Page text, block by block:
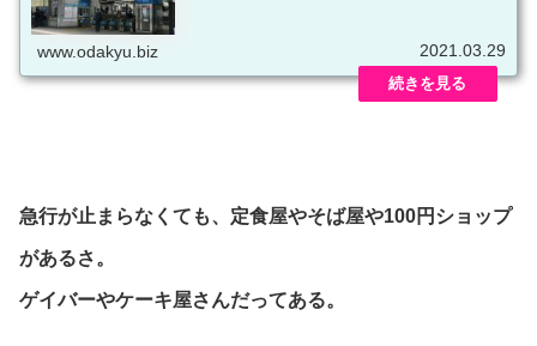
www.odakyu.biz 2021.03.29
急行が止まらなくても、定食屋やそば屋や100円ショップ
があるさ。
ゲイバーやケーキ屋さんだってある。